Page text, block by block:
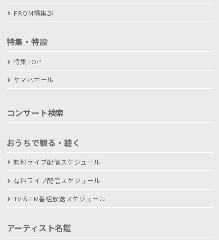
FROM編集部
特集・特設
特集TOP
ヤマハホール
コンサート検索
おうちで観る・聴く
無料ライブ配信スケジュール
有料ライブ配信スケジュール
TV＆FM番組放送スケジュール
アーティスト名鑑